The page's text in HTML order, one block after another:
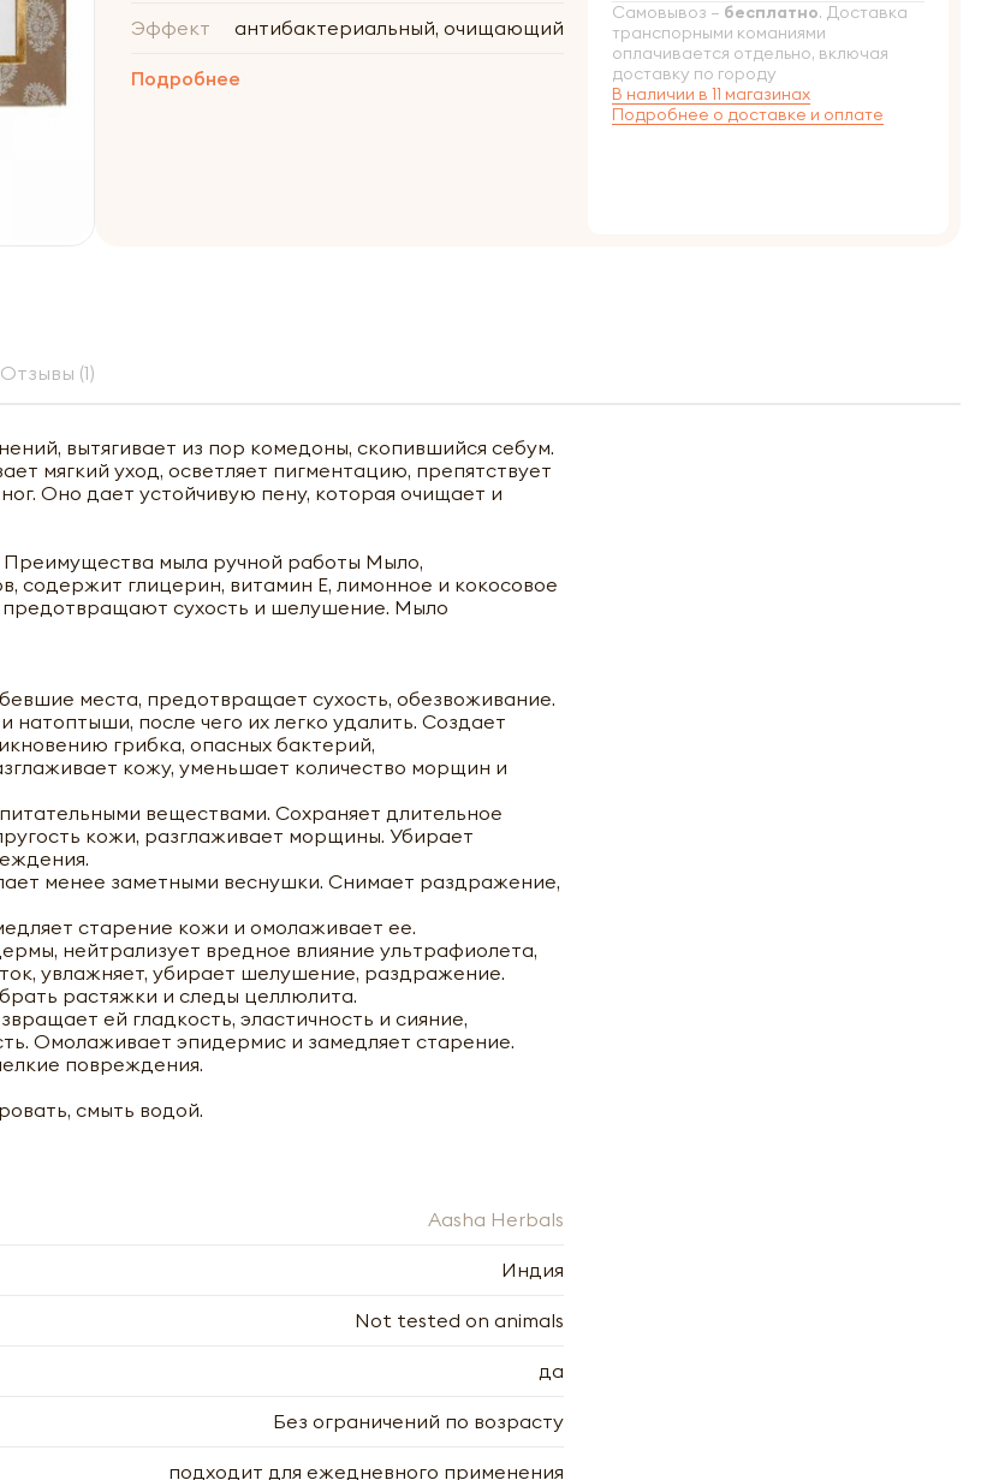
Эффект антибактериальный, очищающий
Подробнее
Самовывоз – бесплатно. Доставка
транспорными команиями
оплачивается отдельно, включая
доставку по городу
В наличии в 11 магазинах
Подробнее о доставке и оплате
Отзывы (1)
вытягивает из пор комедоны, скопившийся себум.
мягкий уход, осветляет пигментацию, препятствует
Оно дает устойчивую пену, которая очищает и
Преимущества мыла ручной работы Мыло,
содержит глицерин, витамин Е, лимонное и кокосовое
сухость и шелушение. Мыло
места, предотвращает сухость, обезвоживание.
после чего их легко удалить. Создает
грибка, опасных бактерий,
кожу, уменьшает количество морщин и
веществами. Сохраняет длительное
кожи, разглаживает морщины. Убирает
менее заметными веснушки. Снимает раздражение,
старение кожи и омолаживает ее.
нейтрализует вредное влияние ультрафиолета,
увлажняет, убирает шелушение, раздражение.
растяжки и следы целлюлита.
ей гладкость, эластичность и сияние,
Омолаживает эпидермис и замедляет старение.
повреждения.
смыть водой.
Aasha Herbals
Индия
Not tested on animals
да
Без ограничений по возрасту
подходит для ежедневного применения